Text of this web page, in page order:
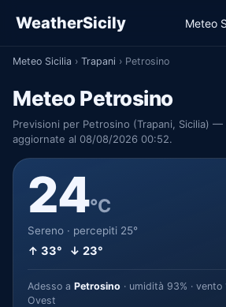
WeatherSicily Meteo
Meteo Sicilia › Trapani › Petrosino
Meteo Petrosino
Previsioni per Petrosino (Trapani, Sicilia) —
aggiornate al 08/08/2026 00:52.
24°C
Sereno · percepiti 25°
↑ 33° ↓ 23°
Adesso a Petrosino · umidità 93% ·
Ovest